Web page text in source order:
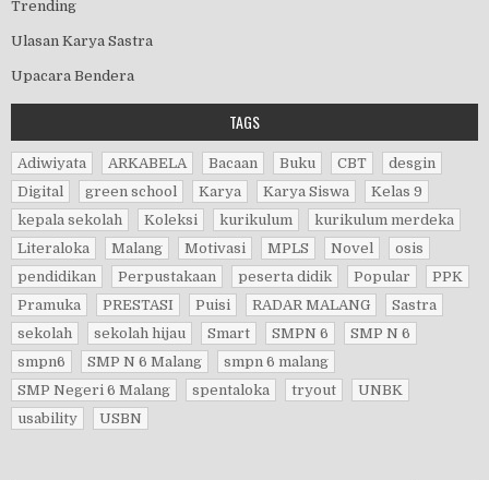
Trending
Ulasan Karya Sastra
Upacara Bendera
TAGS
Adiwiyata ARKABELA Bacaan Buku CBT
desgin
Digital
green school Karya Karya Siswa
Kelas 9
kepala sekolah
Koleksi kurikulum
kurikulum merdeka
Literaloka
Malang Motivasi MPLS Novel
osis
pendidikan
Perpustakaan peserta didik Popular
PPK
Pramuka
PRESTASI Puisi RADAR MALANG
Sastra
sekolah
sekolah hijau Smart SMPN 6
SMP N 6
smpn6
SMP N 6 Malang
smpn 6 malang
SMP Negeri 6 Malang
spentaloka tryout
UNBK
usability
USBN